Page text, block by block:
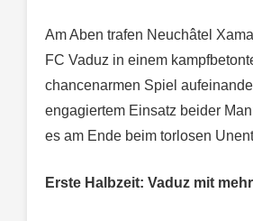
Am Aben trafen Neuchâtel
FC Vaduz in einem
chancenarmen Spiel
engagiertem Einsatz beider
es am Ende beim torlosen
Erste Halbzeit: Vaduz mit